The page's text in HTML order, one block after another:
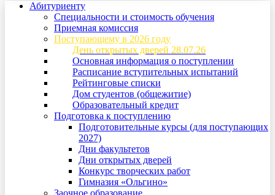
Абитуриенту
Специальности и стоимость обучения
Приемная комиссия
Поступающему в 2026 году
День открытых дверей 28.07.26
Основная информация о поступлении
Расписание вступительных испытаний
Рейтинговые списки
Дом студентов (общежитие)
Образовательный кредит
Подготовка к поступлению
Подготовительные курсы (для поступающих
2027)
Дни факультетов
Дни открытых дверей
Конкурс творческих работ
Гимназия «Ольгино»
Заочное образование